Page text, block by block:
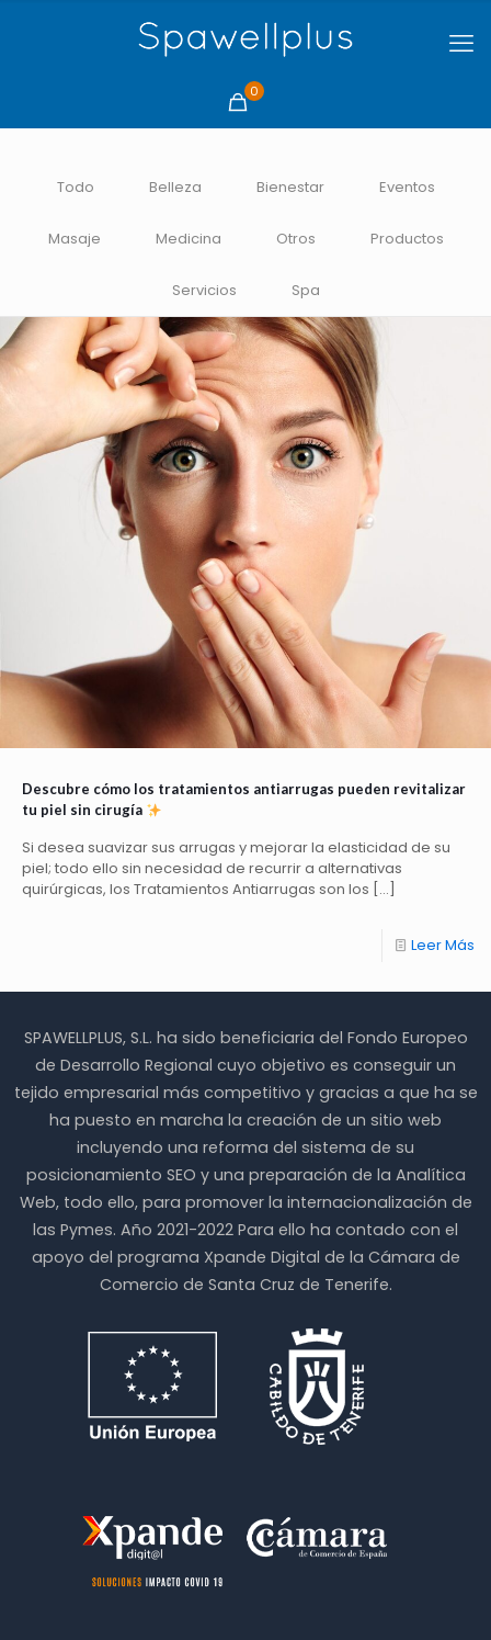
0
Todo Belleza Bienestar Eventos
Masaje Medicina Otros Productos
Servicios Spa
Descubre cómo los tratamientos antiarrugas pueden revitalizar
tu piel sin cirugía
Si desea suavizar sus arrugas y mejorar la elasticidad de su
piel; todo ello sin necesidad de recurrir a alternativas
quirúrgicas, los Tratamientos Antiarrugas son los […]
Leer Más
SPAWELLPLUS, S.L. ha sido beneficiaria del Fondo Europeo
de Desarrollo Regional cuyo objetivo es conseguir un
tejido empresarial más competitivo y gracias a que ha se
ha puesto en marcha la creación de un sitio web
incluyendo una reforma del sistema de su
posicionamiento SEO y una preparación de la Analítica
Web, todo ello, para promover la internacionalización de
las Pymes. Año 2021-2022 Para ello ha contado con el
apoyo del programa Xpande Digital de la Cámara de
Comercio de Santa Cruz de Tenerife.